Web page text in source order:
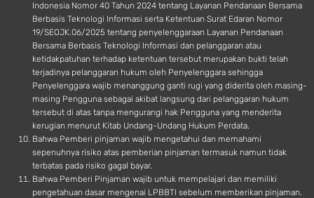
Indonesia Nomor 40 Tahun 2024 tentang Layanan Pendanaan Bersama
Berbasis Teknologi Informasi serta Ketentuan Surat Edaran Nomor
19/SEOJK.06/2025 tentang penyelenggaraan Layanan Pendanaan
Bersama Berbasis Teknologi Informasi dan pelanggaran atau
ketidakpatuhan terhadap ketentuan tersebut merupakan bukti telah
terjadinya pelanggaran hukum oleh Penyelenggara sehingga
Penyelenggara wajib menanggung ganti rugi yang diderita oleh masing-
masing Pengguna sebagai akibat langsung dari pelanggaran hukum
tersebut di atas tanpa mengurangi hak Pengguna yang menderita
kerugian menurut Kitab Undang-Undang Hukum Perdata.
Bahwa Pemberi pinjaman wajib mengetahui dan memahami
sepenuhnya risiko atas pemberian pinjaman termasuk namun tidak
terbatas pada risiko gagal bayar.
Bahwa Pemberi Pinjaman wajib untuk mempelajari dan memiliki
pengetahuan dasar mengenai LPBBTI sebelum memberikan pinjaman.